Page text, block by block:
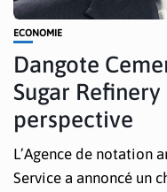
ECONOMIE
Dangote
Sugar Refinery
perspective
L’Agence de notation
Service a annoncé un